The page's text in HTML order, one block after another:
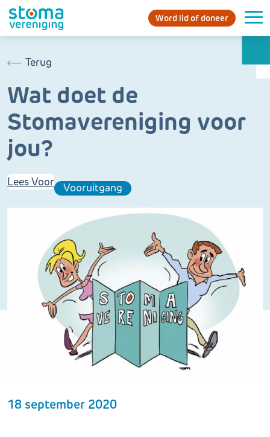
Word lid of doneer
Terug
Wat doet de
Stomavereniging voor
jou?
Lees Voor Vooruitgang
18 september 2020